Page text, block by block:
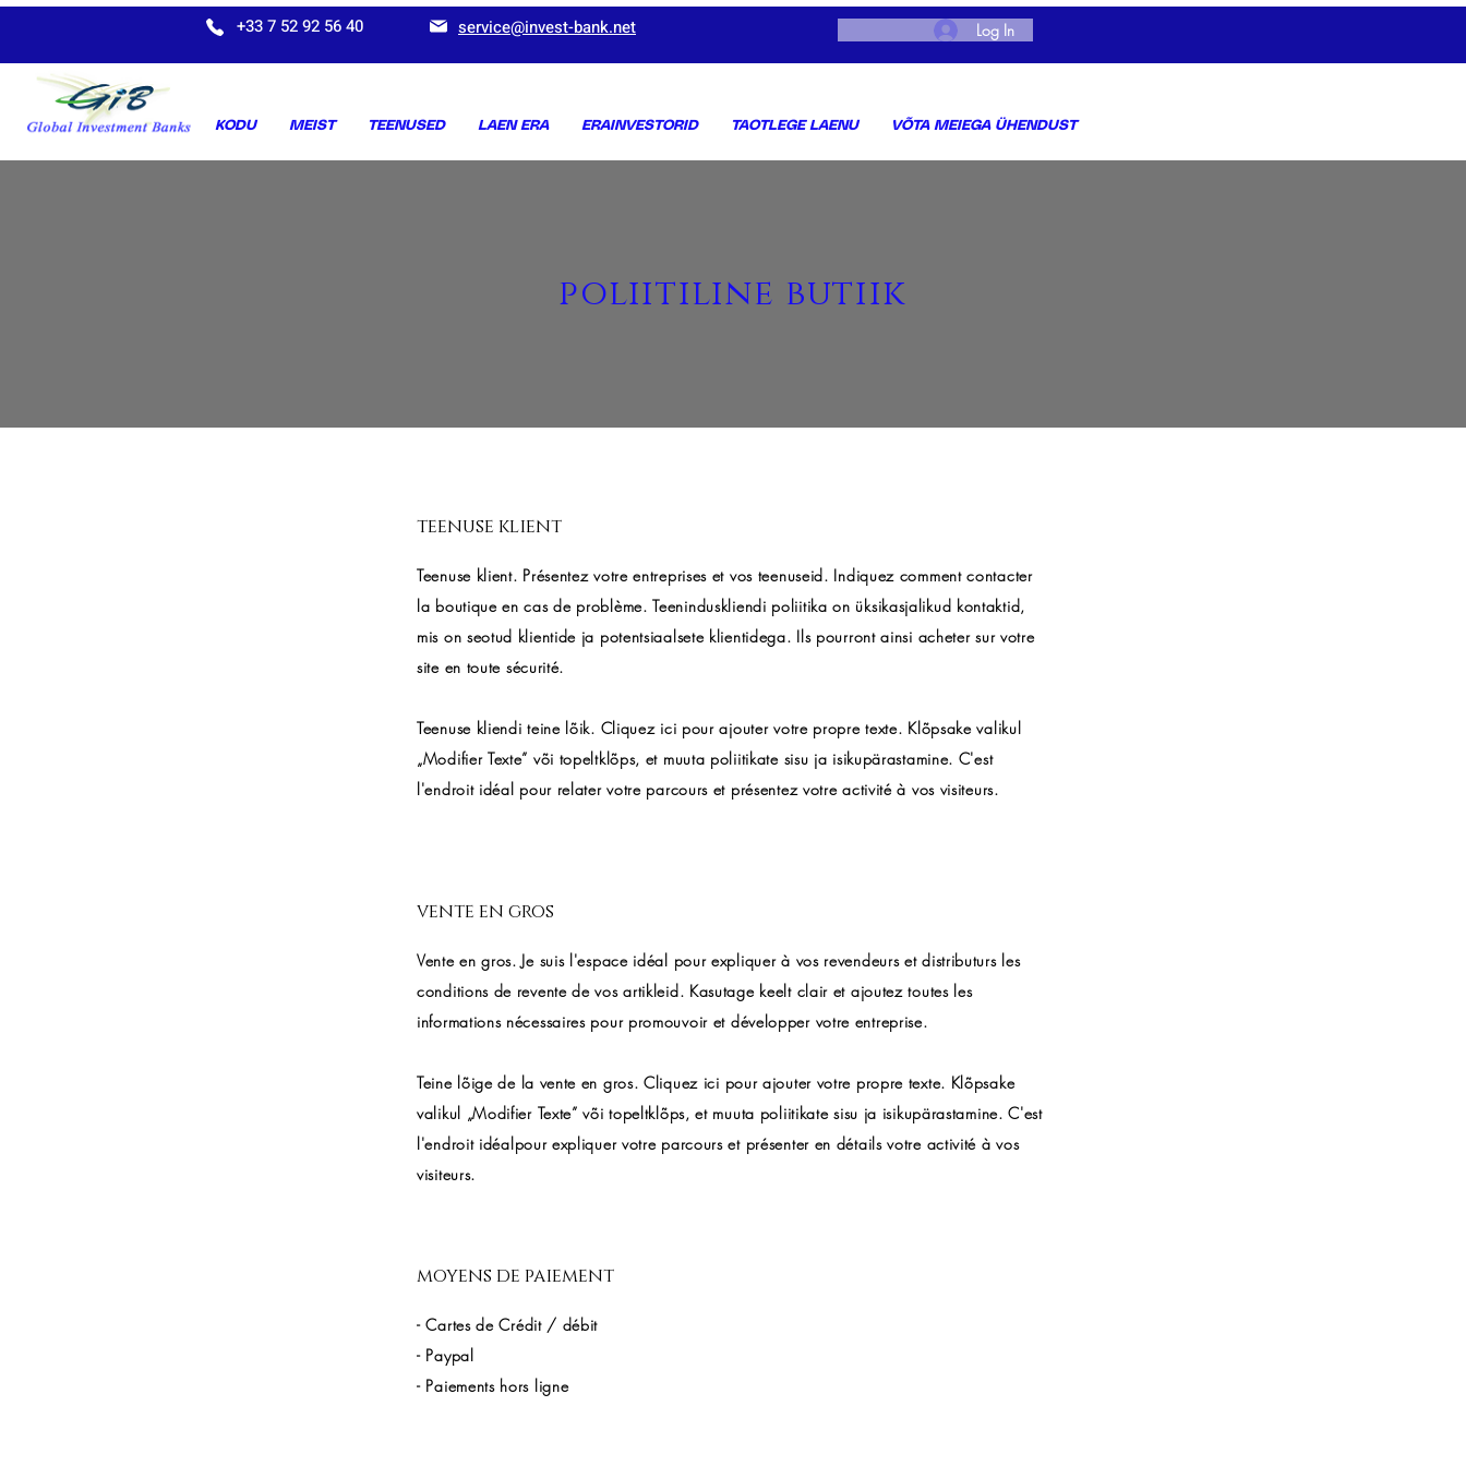
+33 7 52 92 56 40 service@invest-bank.net Log In
KODU MEIST TEENUSED LAEN ERA ERAINVESTORID TAOTLEGE LAENU VÕTA MEIEGA ÜHENDUST
poliitiline butiik
teenuse klient
Teenuse klient. Présentez votre entreprises et vos teenuseid. Indiquez comment contacter
la boutique en cas de problème. Teeninduskliendi poliitika on üksikasjalikud kontaktid,
mis on seotud klientide ja potentsiaalsete klientidega. Ils pourront ainsi acheter sur votre
site en toute sécurité.
Teenuse kliendi teine lõik. Cliquez ici pour ajouter votre propre texte. Klõpsake valikul
„Modifier Texte” või topeltklõps, et muuta poliitikate sisu ja isikupärastamine. C'est
l'endroit idéal pour relater votre parcours et présentez votre activité à vos visiteurs.
vente en gros
Vente en gros. Je suis l'espace idéal pour expliquer à vos revendeurs et distributurs les
conditions de revente de vos artikleid. Kasutage keelt clair et ajoutez toutes les
informations nécessaires pour promouvoir et développer votre entreprise.
Teine lõige de la vente en gros. Cliquez ici pour ajouter votre propre texte. Klõpsake
valikul „Modifier Texte” või topeltklõps, et muuta poliitikate sisu ja isikupärastamine. C'est
l'endroit idéalpour expliquer votre parcours et présenter en détails votre activité à vos
visiteurs.
moyens de paiement
- Cartes de Crédit / débit
- Paypal
- Paiements hors ligne